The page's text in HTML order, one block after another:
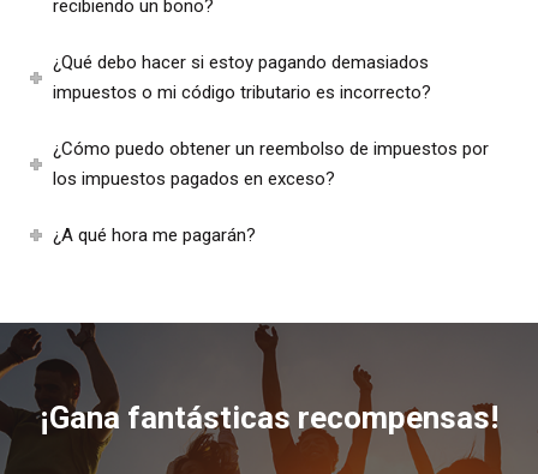
recibiendo un bono?
¿Qué debo hacer si estoy pagando demasiados
impuestos o mi código tributario es incorrecto?
¿Cómo puedo obtener un reembolso de impuestos por
los impuestos pagados en exceso?
¿A qué hora me pagarán?
¡Gana fantásticas recompensas!